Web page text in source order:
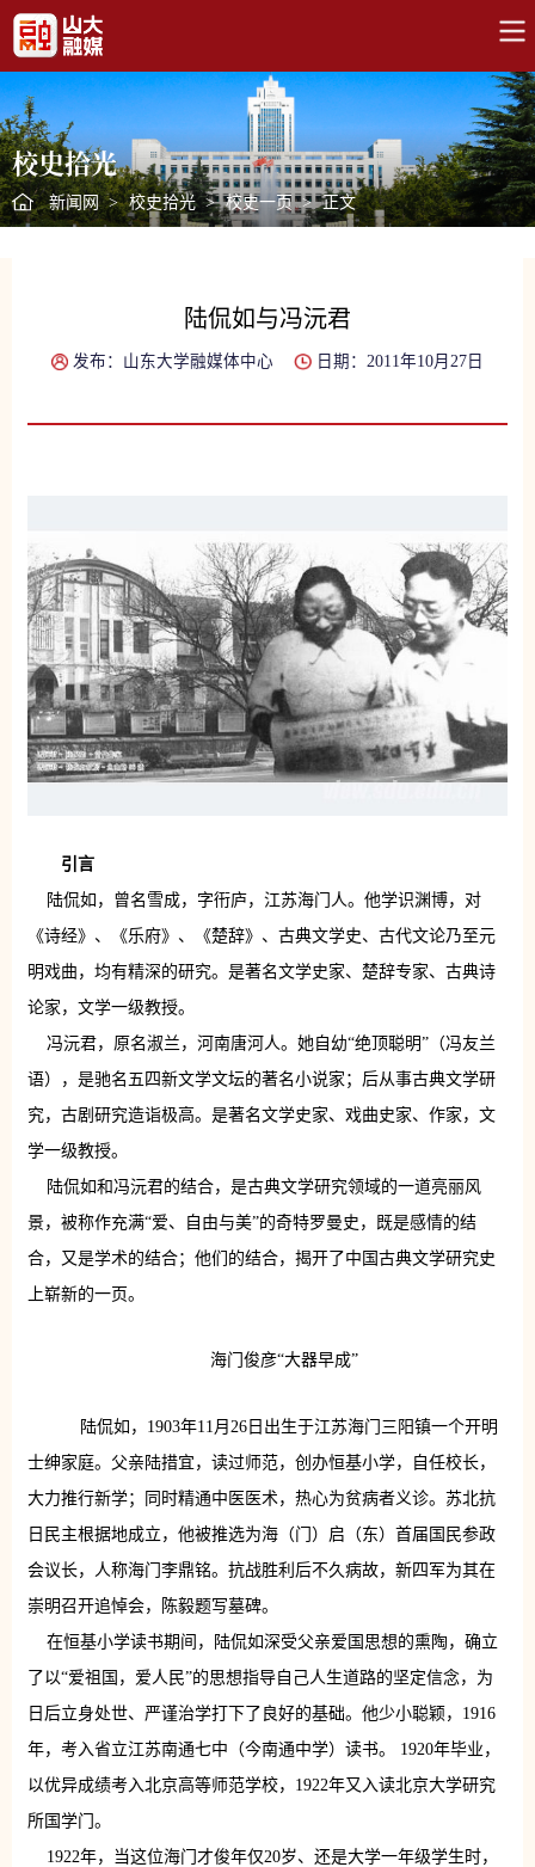
校史拾光
新闻网 > 校史拾光 > 校史一页 > 正文
陆侃如与冯沅君
发布：山东大学融媒体中心 日期：2011年10月27日
引言
陆侃如，曾名雪成，字衎庐，江苏海门人。他学识渊博，对
《诗经》、《乐府》、《楚辞》、古典文学史、古代文论乃至元
明戏曲，均有精深的研究。是著名文学史家、楚辞专家、古典诗
论家，文学一级教授。
冯沅君，原名淑兰，河南唐河人。她自幼“绝顶聪明”（冯友兰
语），是驰名五四新文学文坛的著名小说家；后从事古典文学研
究，古剧研究造诣极高。是著名文学史家、戏曲史家、作家，文
学一级教授。
陆侃如和冯沅君的结合，是古典文学研究领域的一道亮丽风
景，被称作充满“爱、自由与美”的奇特罗曼史，既是感情的结
合，又是学术的结合；他们的结合，揭开了中国古典文学研究史
上崭新的一页。
海门俊彦“大器早成”
陆侃如，1903年11月26日出生于江苏海门三阳镇一个开明
士绅家庭。父亲陆措宜，读过师范，创办恒基小学，自任校长，
大力推行新学；同时精通中医医术，热心为贫病者义诊。苏北抗
日民主根据地成立，他被推选为海（门）启（东）首届国民参政
会议长，人称海门李鼎铭。抗战胜利后不久病故，新四军为其在
崇明召开追悼会，陈毅题写墓碑。
在恒基小学读书期间，陆侃如深受父亲爱国思想的熏陶，确立
了以“爱祖国，爱人民”的思想指导自己人生道路的坚定信念，为
日后立身处世、严谨治学打下了良好的基础。他少小聪颖，1916
年，考入省立江苏南通七中（今南通中学）读书。 1920年毕业，
以优异成绩考入北京高等师范学校，1922年又入读北京大学研究
所国学门。
1922年，当这位海门才俊年仅20岁、还是大学一年级学生时，